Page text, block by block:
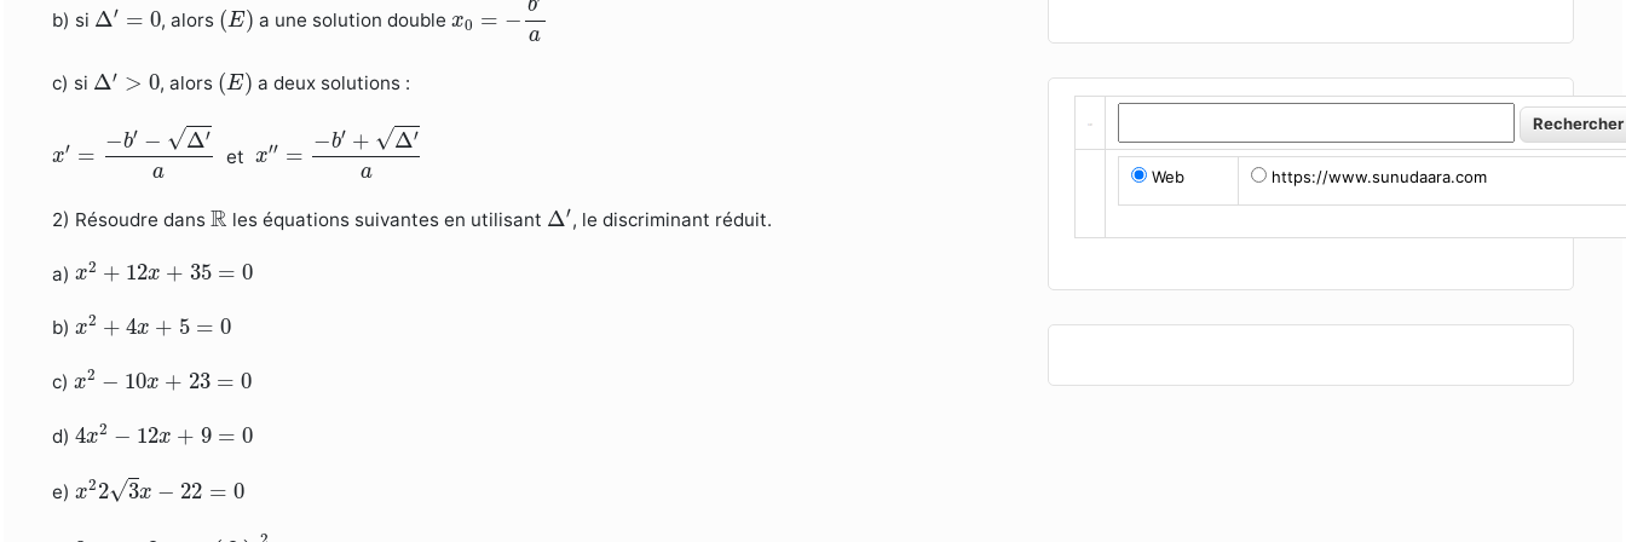
b) si Δ′ = 0
Δ ′= , alors (E)
(E) a une solution double x0 = −
b
a
c) si Δ′ > 0
Δ ′>0 , alors (E)
(E) a deux solutions :
x′ =
−b′ − √Δ′
a
Δ
et x′′ =
−b′ + √Δ′
a
Δ
2) Résoudre dansR
R les équations suivantes en utilisant Δ′
Δ ′ , le discriminant réduit.
a)x2 + 12x + 35 = 0
2 + 12x 35=0
b)x2 + 4x + 5 = 0
2 + x 5 =0
c)x2 − 10x + 23 = 0
2 10x 23=0
d)4x2 − 12x + 9 = 0
4 x2 12x 9 =
e)x22√3x − 22 = 0
22 3x =0
3 2 =0
Web https://www.sunudaara.com